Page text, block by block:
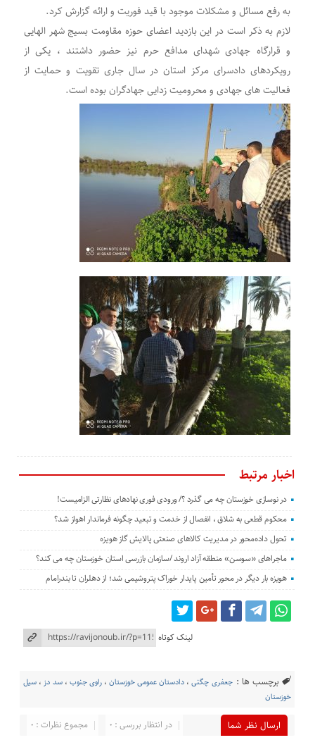
به رفع مسائل و مشکلات موجود با قید فوریت و ارائه گزارش کرد.
لازم به ذکر است در این بازدید اعضای حوزه مقاومت بسیج شهر الهایی
و قرارگاه جهادی شهدای مدافع حرم نیز حضور داشتند ، یکی از
رویکردهای دادسرای مرکز استان در سال جاری تقویت و حمایت از
فعالیت های جهادی و محرومیت زدایی جهادگران بوده است.
اخبار مرتبط
در نوسازی خوزستان چه می گذرد ؟/ ورودی فوری نهادهای نظارتی الزامیست!
محکوم قطعی به شلاق ، انفصال از خدمت و تبعید چگونه فرماندار اهواز شد؟
تحول داده‌محور در مدیریت کالاهای صنعتی پالایش گاز هویزه
ماجراهای «سوسن» منطقه آزاد اروند /سازمان بازرسی استان خوزستان چه می کند؟
هویزه بار دیگر در محور تأمین پایدار خوراک پتروشیمی شد؛ از دهلران تا بندرامام
لینک کوتاه
برچسب ها : جعفری چگنی، دادستان عمومی خوزستان،راوی جنوب ،سد دز ، سیل
خوزستان
ارسال نظر شما مجموع نظرات : 0
در انتظار بررسی : 0